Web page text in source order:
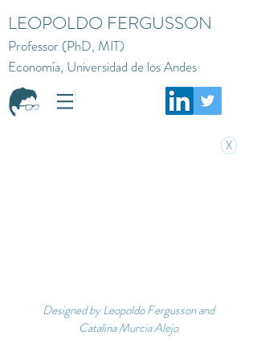
LEOPOLDO FERGUSSON
Professor (PhD, MIT)
Economía, Universidad de los Andes
X
Designed by Leopoldo Fergusson and
Catalina Murcia Alejo